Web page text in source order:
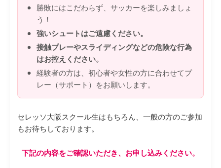
勝敗にはこだわらず、サッカーを楽しみましょ
う！
強いシュートはご遠慮ください。
接触プレーやスライディングなどの危険な行為
はお控えください。
経験者の方は、初心者や女性の方に合わせてプ
レー（サポート）をお願いします。
セレッソ大阪スクール生はもちろん、一般の方のご参加
もお待ちしております。
下記の内容をご確認いただき、お申し込みください。